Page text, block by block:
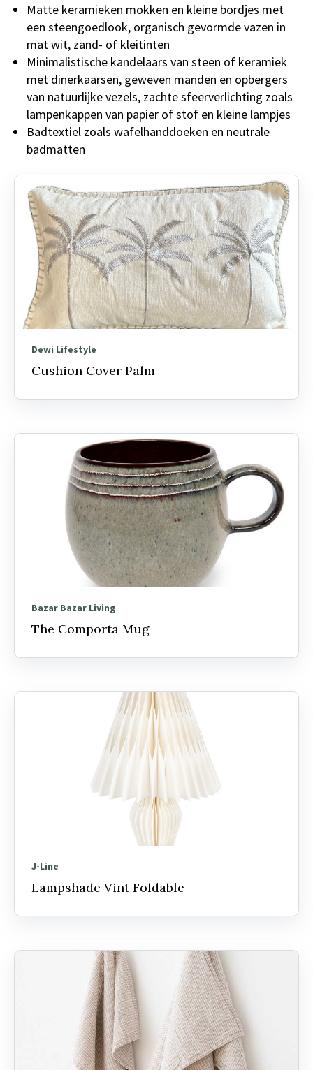
Matte keramieken mokken en kleine bordjes met
een steengoedlook, organisch gevormde vazen in
mat wit, zand- of kleitinten
Minimalistische kandelaars van steen of keramiek
met dinerkaarsen, geweven manden en opbergers
van natuurlijke vezels, zachte sfeerverlichting zoals
lampenkappen van papier of stof en kleine lampjes
Badtextiel zoals wafelhanddoeken en neutrale
badmatten
Dewi Lifestyle
Cushion Cover Palm
Bazar Bazar Living
The Comporta Mug
J-Line
Lampshade Vint Foldable